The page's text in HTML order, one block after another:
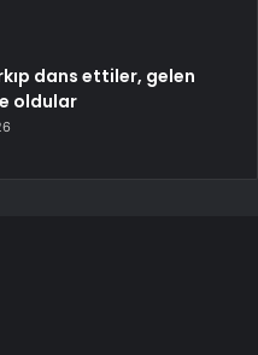
dans ettiler, gelen
oldular